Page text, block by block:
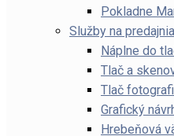
Pokladne
Služby na
Náplne do
Tlač a
Tlač
Grafický
Hrebeňová